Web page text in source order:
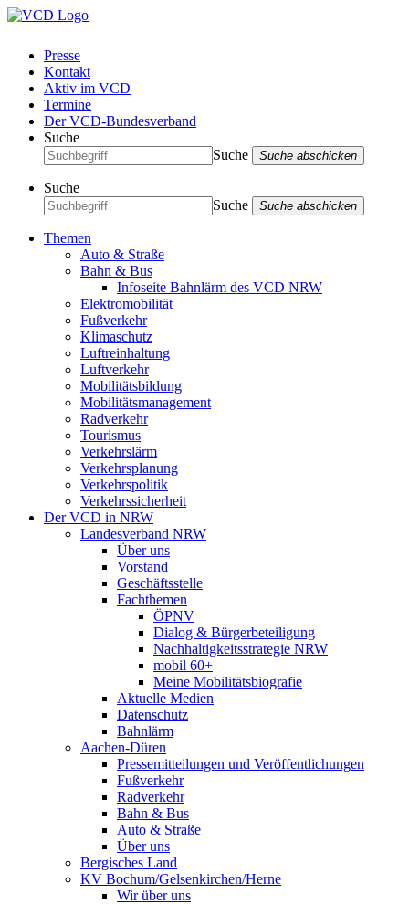
Presse
Kontakt
Aktiv im VCD
Termine
Der VCD-Bundesverband
Suche
Suche
Suche abschicken
Suche
Suche
Suche abschicken
Themen
Auto & Straße
Bahn & Bus
Infoseite Bahnlärm des VCD NRW
Elektromobilität
Fußverkehr
Klimaschutz
Luftreinhaltung
Luftverkehr
Mobilitätsbildung
Mobilitätsmanagement
Radverkehr
Tourismus
Verkehrslärm
Verkehrsplanung
Verkehrspolitik
Verkehrssicherheit
Der VCD in NRW
Landesverband NRW
Über uns
Vorstand
Geschäftsstelle
Fachthemen
ÖPNV
Dialog & Bürgerbeteiligung
Nachhaltigkeitsstrategie NRW
mobil 60+
Meine Mobilitätsbiografie
Aktuelle Medien
Datenschutz
Bahnlärm
Aachen-Düren
Pressemitteilungen und Veröffentlichungen
Fußverkehr
Radverkehr
Bahn & Bus
Auto & Straße
Über uns
Bergisches Land
KV Bochum/Gelsenkirchen/Herne
Wir über uns